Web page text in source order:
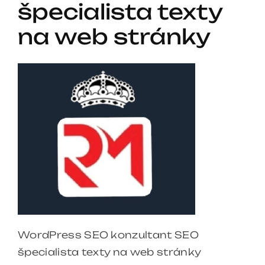
špecialista texty
na web stránky
WordPress SEO konzultant SEO
špecialista texty na web stránky